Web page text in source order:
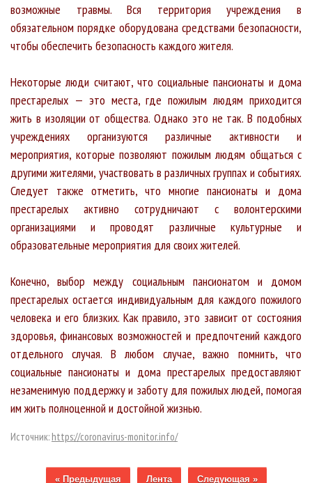
возможные травмы. Вся территория учреждения в
обязательном порядке оборудована средствами безопасности,
чтобы обеспечить безопасность каждого жителя.
Некоторые люди считают, что социальные пансионаты и дома
престарелых — это места, где пожилым людям приходится
жить в изоляции от общества. Однако это не так. В подобных
учреждениях организуются различные активности и
мероприятия, которые позволяют пожилым людям общаться с
другими жителями, участвовать в различных группах и событиях.
Следует также отметить, что многие пансионаты и дома
престарелых активно сотрудничают с волонтерскими
организациями и проводят различные культурные и
образовательные мероприятия для своих жителей.
Конечно, выбор между социальным пансионатом и домом
престарелых остается индивидуальным для каждого пожилого
человека и его близких. Как правило, это зависит от состояния
здоровья, финансовых возможностей и предпочтений каждого
отдельного случая. В любом случае, важно помнить, что
социальные пансионаты и дома престарелых предоставляют
незаменимую поддержку и заботу для пожилых людей, помогая
им жить полноценной и достойной жизнью.
Источник: https://coronavirus-monitor.info/
« Предыдущая Лента Следующая »